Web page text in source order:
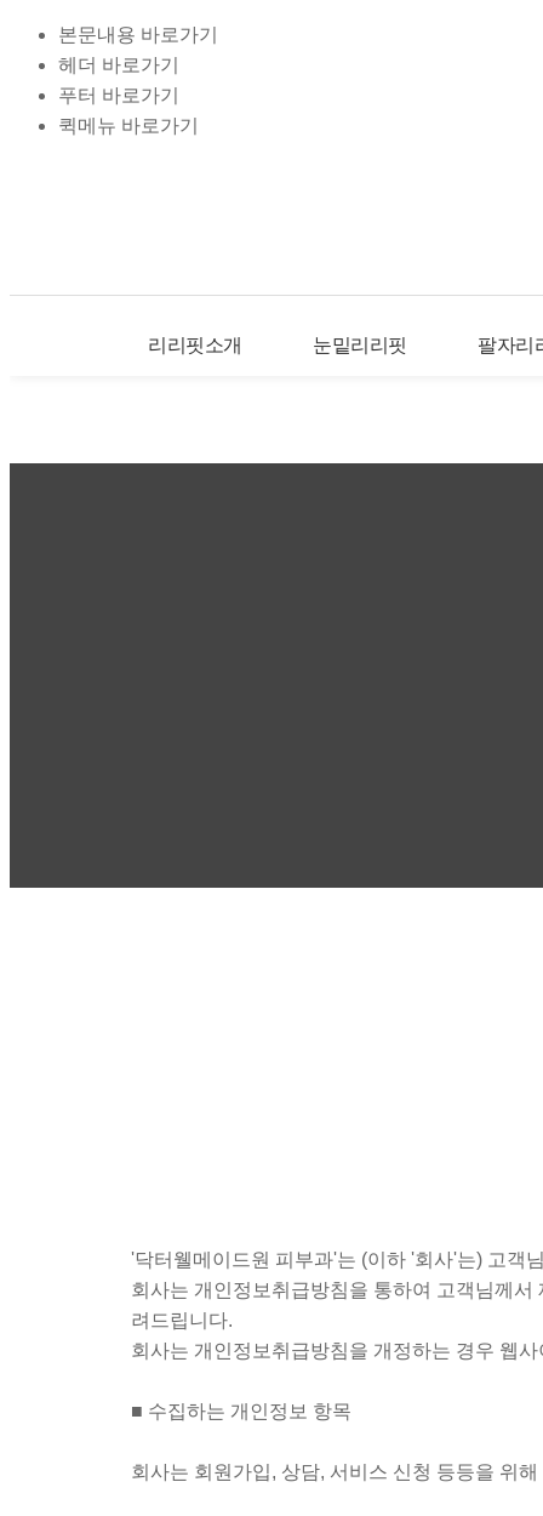
본문내용 바로가기
헤더 바로가기
푸터 바로가기
퀵메뉴 바로가기
리리핏소개 눈밑리리핏 팔자리
'닥터웰메이드원 피부과'는 (이하 '회사'는) 고객
회사는 개인정보취급방침을 통하여 고객님께
려드립니다.
회사는 개인정보취급방침을 개정하는 경우 웹
■ 수집하는 개인정보 항목
회사는 회원가입, 상담, 서비스 신청 등등을 위